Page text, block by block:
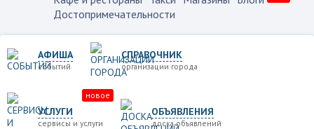
Достопримечательности
АФИША
событий
СПРАВОЧНИК
организации города
УСЛУГИ
сервисы и услуги
новое
ОБЪЯВЛЕНИЯ
доска объявлений